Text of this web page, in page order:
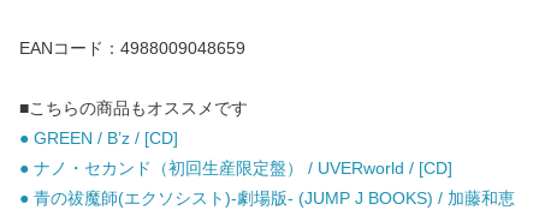
EANコード：4988009048659
■こちらの商品もオススメです
● GREEN / B’z / [CD]
● ナノ・セカンド（初回生産限定盤） / UVERworld / [CD]
● 青の祓魔師(エクソシスト)-劇場版- (JUMP J BOOKS) / 加藤和恵